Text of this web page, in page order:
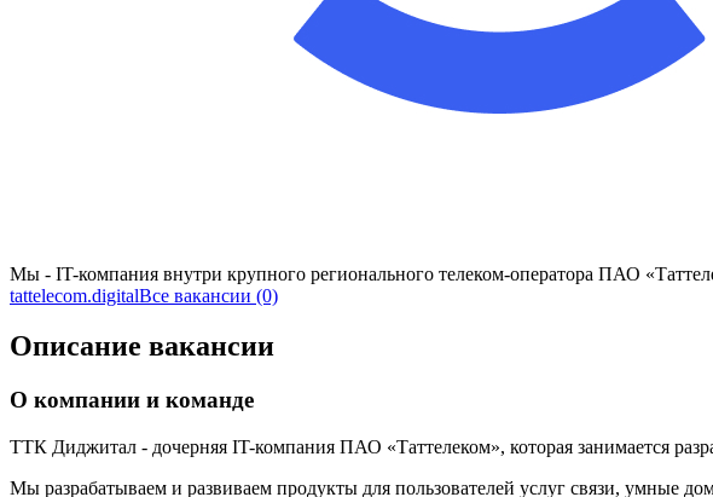
Мы - IT-компания внутри крупного регионального телеком-оператора ПАО
tattelecom.digitalВсе вакансии (0)
Описание вакансии
О компании и команде
ТТК Диджитал - дочерняя IT-компания ПАО «Таттелеком», которая занимается
Мы разрабатываем и развиваем продукты для пользователей услуг связи, умные